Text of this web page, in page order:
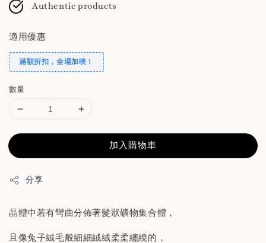
Authentic products
適用優惠
滿額折扣，全場加映！
數量
加入購物車
分享
晶體中若有彎曲分佈著髮狀礦物集合體，
且像兔子絨毛般細細絨絨柔柔纏繞的，